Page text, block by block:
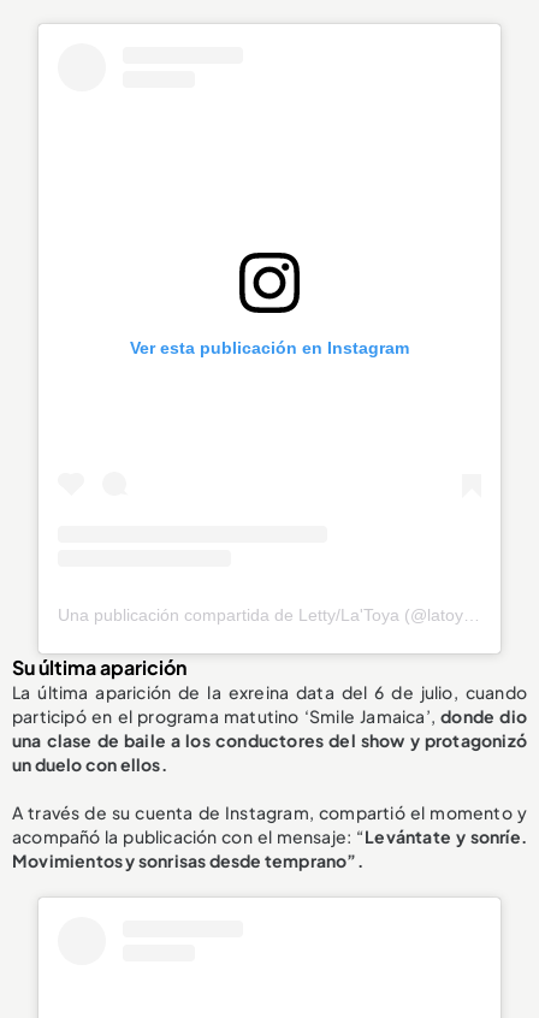
Ver esta publicación en Instagram
Su última aparición
La última aparición de la exreina data del 6 de julio, cuando
participó en el programa matutino ‘Smile Jamaica’,donde dio
una clase debaile a los conductores del show y protagonizó
un duelo con ellos.
A través de su cuenta de Instagram, compartió el momento y
acompañó la publicación con el mensaje: “Levántate y sonríe.
Movimientos y sonrisas desde temprano”.